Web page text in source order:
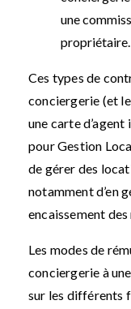
une
propriétaire.
Ces types de
conciergerie (et
une carte
pour Gestion
de gérer des
notamment d’en
encaissement
Les modes de
conciergerie à
sur les différents